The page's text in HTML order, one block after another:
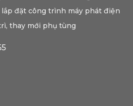
đặt công trình máy phát điện
thay mới phụ tùng